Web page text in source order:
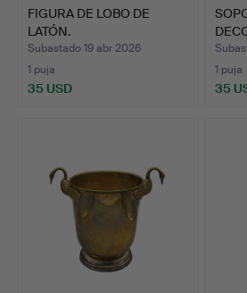
FIGURA DE LOBO DE
LATÓN.
Subastado 19 abr 2026
1 puja
35 USD
1 puja
35